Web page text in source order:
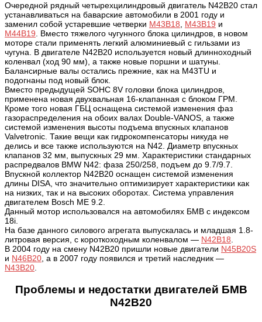
Очередной рядный четырехцилиндровый двигатель N42B20 стал
устанавливаться на баварские автомобили в 2001 году и
заменил собой устаревшие четверки M43B18 M43B19 и
M44B19 . Вместо тяжелого чугунного блока цилиндров, в новом
моторе стали применять легкий алюминиевый с гильзами из
чугуна. В двигателе N42B20 используется новый длинноходный
коленвал (ход 90 мм), а также новые поршни и шатуны.
Балансирные валы остались прежние, как на M43TU и
подогнаны под новый блок.
Вместо предыдущей SOHC 8V головки блока цилиндров,
применена новая двухвальная 16-клапанная с блоком ГРМ.
Кроме того новая ГБЦ оснащена системой изменения фаз
газораспределения на обоих валах Double-VANOS, а также
системой изменения высоты подъема впускных клапанов
Valvetronic. Такие вещи как гидрокомпенсаторы никуда не
делись и все также используются на N42. Диаметр впускных
клапанов 32 мм, выпускных 29 мм. Характеристики стандарных
распредвалов BMW N42: фаза 250/258, подъем до 9.7/9.7.
Впускной коллектор N42B20 оснащен системой изменения
длины DISA, что значительно оптимизирует характеристики как
на низких, так и на высоких оборотах. Система управления
двигателем Bosch ME 9.2.
Данный мотор использовался на автомобилях БМВ с индексом
18i.
На базе данного силового агрегата выпускалась и младшая 1.8-
литровая версия, с короткоходным коленвалом — N42B18
В 2004 году на смену N42B20 пришли новые двигатели N45B20S
и N46B20 , а в 2007 году появился и третий наследник —
N43B20
Проблемы и недостатки двигателей БМВ
N42B20